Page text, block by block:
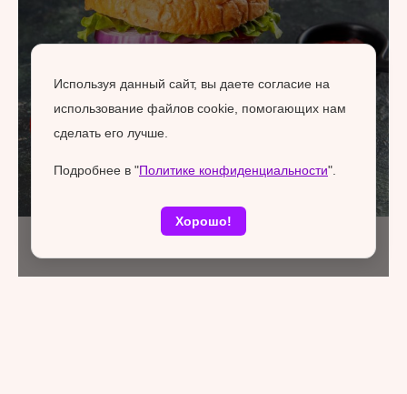
Используя данный сайт, вы даете согласие на
использование файлов cookie, помогающих нам
сделать его лучше.
Подробнее в "Политике конфиденциальности".
Хорошо!